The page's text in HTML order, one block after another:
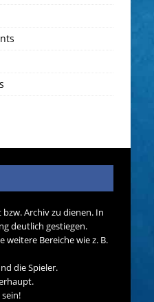
Archiv zu dienen. In
deutlich gestiegen.
Bereiche wie z. B.
die Spieler.